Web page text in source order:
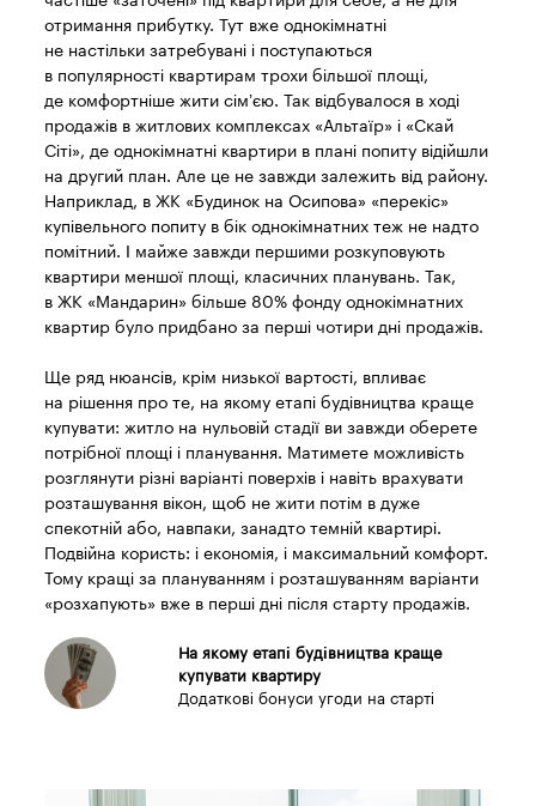
На якому етапі будівництва краще
купувати квартиру
Додаткові бонуси угоди на старті
отримання прибутку. Тут вже однокімнатні
не настільки затребувані і поступаються
в популярності квартирам трохи більшої площі,
де комфортніше жити сім’єю. Так відбувалося в ході
продажів в житлових комплексах «Альтаїр» і «Скай
Сіті», де однокімнатні квартири в плані попиту відійшли
на другий план. Але це не завжди залежить від району.
Наприклад, в ЖК «Будинок на Осипова» «перекіс»
купівельного попиту в бік однокімнатних теж не надто
помітний. І майже завжди першими розкуповують
квартири меншої площі, класичних планувань. Так,
в ЖК «Мандарин» більше 80% фонду однокімнатних
квартир було придбано за перші чотири дні продажів.
Ще ряд нюансів, крім низької вартості, впливає
на рішення про те, на якому етапі будівництва краще
купувати: житло на нульовій стадії ви завжди оберете
потрібної площі і планування. Матимете можливість
розглянути різні варіанті поверхів і навіть врахувати
розташування вікон, щоб не жити потім в дуже
спекотній або, навпаки, занадто темній квартирі.
Подвійна користь: і економія, і максимальний комфорт.
Тому кращі за плануванням і розташуванням варіанти
«розхапують» вже в перші дні після старту продажів.